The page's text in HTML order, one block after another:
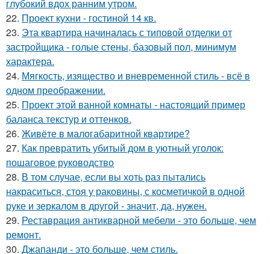
глубокий вдох ранним утром.
22. Проект кухни - гостиной 14 кв.
23. Эта квартира начиналась с типовой отделки от
застройщика - голые стены, базовый пол, минимум
характера.
24. Мягкость, изящество и вневременной стиль - всё в
одном преображении.
25. Проект этой ванной комнаты - настоящий пример
баланса текстур и оттенков.
26. Живёте в малогабаритной квартире?
27. Как превратить убитый дом в уютный уголок:
пошаговое руководство
28. В том случае, если вы хоть раз пытались
накраситься, стоя у раковины, с косметичкой в одной
руке и зеркалом в другой - значит, да, нужен.
29. Реставрация антикварной мебели - это больше, чем
ремонт.
30. Джапанди - это больше, чем стиль.